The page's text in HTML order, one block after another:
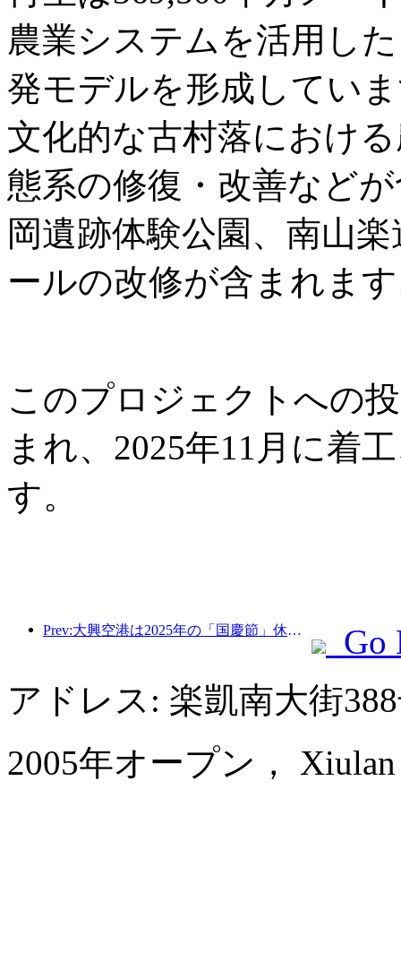
農業システムを活用し
発モデルを形成してい
文化的な古村落におけ
態系の修復・改善など
岡遺跡体験公園、南山
ールの改修が含まれま
このプロジェクトへの
まれ、2025年11月に着
す。
Prev:大興空港は2025年の「国慶節」休暇中に130万人以上の乗客を輸送する予定だ。
Go
アドレス: 楽凱南大街
2005年オープン，